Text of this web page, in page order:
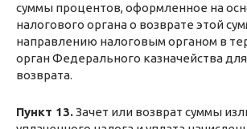
суммы процентов, оформленное на
налогового органа о возврате этой
направлению налоговым органом в
орган Федерального казначейства
возврата.
Пункт 13.Зачет или возврат суммы